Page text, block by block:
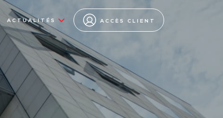
ACTUALITÉS ACCÈS CLIENT